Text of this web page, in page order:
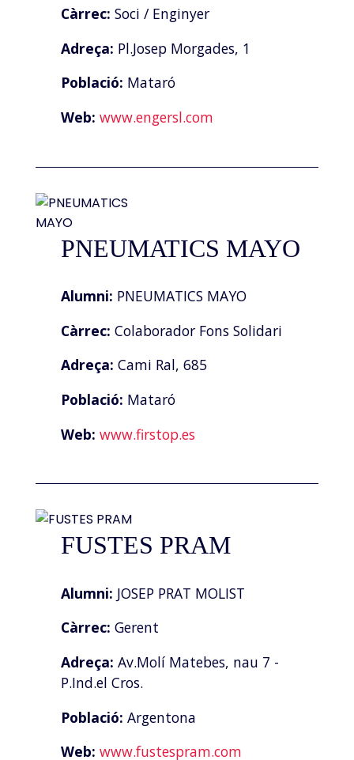
Càrrec: Soci / Enginyer
Adreça: Pl.Josep Morgades, 1
Població: Mataró
Web: www.engersl.com
PNEUMATICS MAYO
Alumni: PNEUMATICS MAYO
Càrrec: Colaborador Fons Solidari
Adreça: Cami Ral, 685
Població: Mataró
Web: www.firstop.es
FUSTES PRAM
Alumni: JOSEP PRAT MOLIST
Càrrec: Gerent
Adreça: Av.Molí Matebes, nau 7 -
P.Ind.el Cros.
Població: Argentona
Web: www.fustespram.com